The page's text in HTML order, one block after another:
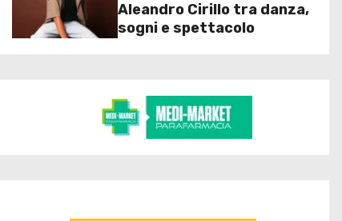
Aleandro Cirillo tra danza,
sogni e spettacolo